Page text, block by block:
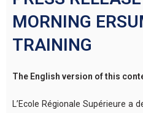
MORNING
TRAINING
The English version of this
L’Ecole Régionale Supérieure a